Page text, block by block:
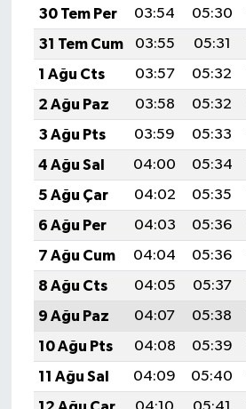
30 Tem Per
03:54 05:30
31 Tem Cum
03:55 05:31
1 Ağu Cts
03:57 05:32
2 Ağu Paz
03:58 05:32
3 Ağu Pts
03:59 05:33
4 Ağu Sal
04:00 05:34
5 Ağu Çar
04:02 05:35
6 Ağu Per
04:03 05:36
7 Ağu Cum
04:04 05:36
8 Ağu Cts
04:05 05:37
9 Ağu Paz
04:07 05:38
10 Ağu Pts
04:08 05:39
11 Ağu Sal
04:09 05:40
Düzce Müftülüğü
Edirne Müftülüğü
Elazığ Müftülüğü
Erzincan Müftülüğü
Erzurum Müftülüğü
Eskişehir Müftülüğü
Gaziantep Müftülüğü
Giresun Müftülüğü
Gümüşhane Müftülüğü
YAŞAM